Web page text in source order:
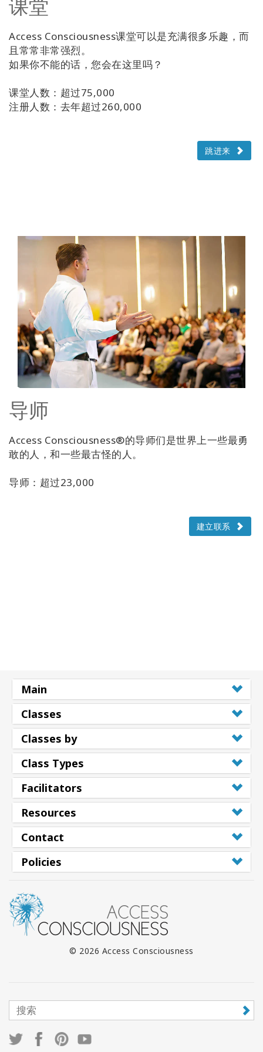
课堂
Access Consciousness课堂可以是充满很多乐趣，而
且常常非常强烈。
如果你不能的话，您会在这里吗？
课堂人数：超过75,000
注册人数：去年超过260,000
跳进来
导师
Access Consciousness®的导师们是世界上一些最勇
敢的人，和一些最古怪的人。
导师：超过23,000
建立联系
Main
Classes
Classes by
Class Types
Facilitators
Resources
Contact
Policies
© 2026 Access Consciousness